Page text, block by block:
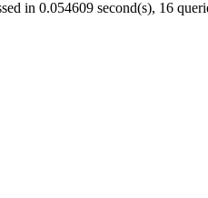
in 0.054609 second(s), 16